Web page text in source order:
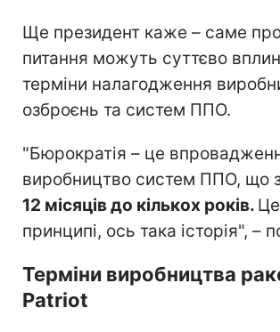
Ще президент каже – саме
питання можуть суттєво
терміни налагодження
озброєнь та систем ППО.
"Бюрократія – це
виробництво систем ППО, що
12 місяців до кількох років.
принципі, ось така історія", –
Терміни виробництва
Patriot